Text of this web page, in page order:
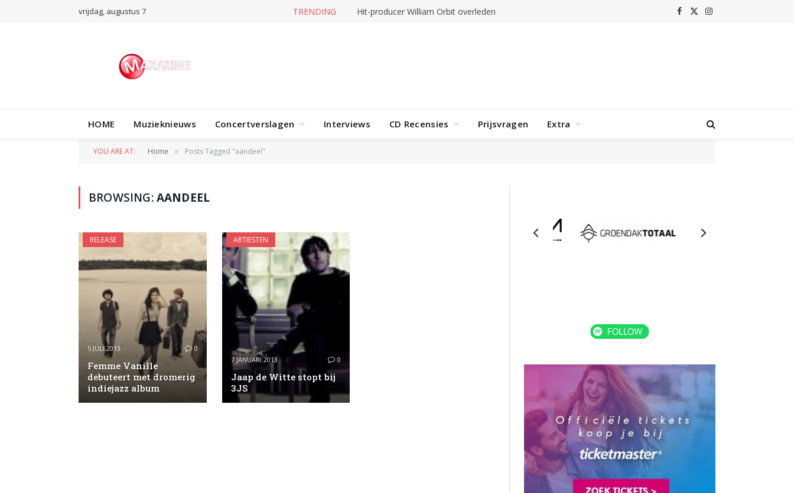
vrijdag, augustus 7 TRENDING Hit-producer William Orbit overleden Facebook
X
Instagram
HOME Muzieknieuws Concertverslagen Interviews CD Recensies Prijsvragen Extra
YOU ARE AT: Home » Posts Tagged "aandeel"
BROWSING:AANDEEL
RELEASE
5 JULI 2013 0
Femme Vanille
debuteert met dromerig
indiejazz album
ARTIESTEN
7 JANUARI 2013 0
Jaap de Witte stopt bij
3JS